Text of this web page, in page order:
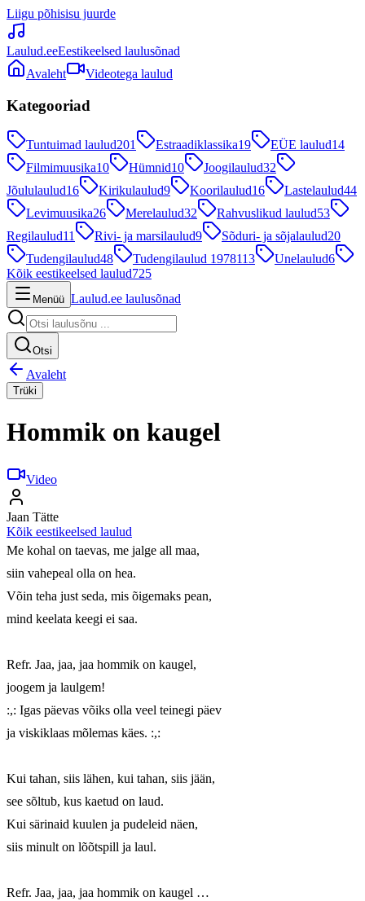
Liigu põhisisu juurde
Laulud.eeEestikeelsed laulusõnad
Avaleht
Videotega laulud
Kategooriad
Tuntuimad laulud201 Estraadiklassika19 EÜE laulud14
Filmimuusika10 Hümnid10 Joogilaulud32
Jõululaulud16 Kirikulaulud9 Koorilaulud16 Lastelaulud44
Levimuusika26 Merelaulud32 Rahvuslikud laulud53
Regilaulud11 Rivi- ja marsilaulud9 Sõduri- ja sõjalaulud20
Tudengilaulud48 Tudengilaulud 1978113 Unelaulud6
Kõik eestikeelsed laulud725
Menüü Laulud.ee laulusõnad
Otsi
Avaleht
Trüki
Hommik on kaugel
Video
Jaan Tätte
Kõik eestikeelsed laulud
Me kohal on taevas, me jalge all maa,
siin vahepeal olla on hea.
Võin teha just seda, mis õigemaks pean,
mind keelata keegi ei saa.
Refr. Jaa, jaa, jaa hommik on kaugel,
joogem ja laulgem!
:,: Igas päevas võiks olla veel teinegi päev
ja viskiklaas mõlemas käes. :,:
Kui tahan, siis lähen, kui tahan, siis jään,
see sõltub, kus kaetud on laud.
Kui särinaid kuulen ja pudeleid näen,
siis minult on lõõtspill ja laul.
Refr. Jaa, jaa, jaa hommik on kaugel …